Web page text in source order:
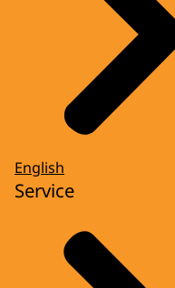
English
Service